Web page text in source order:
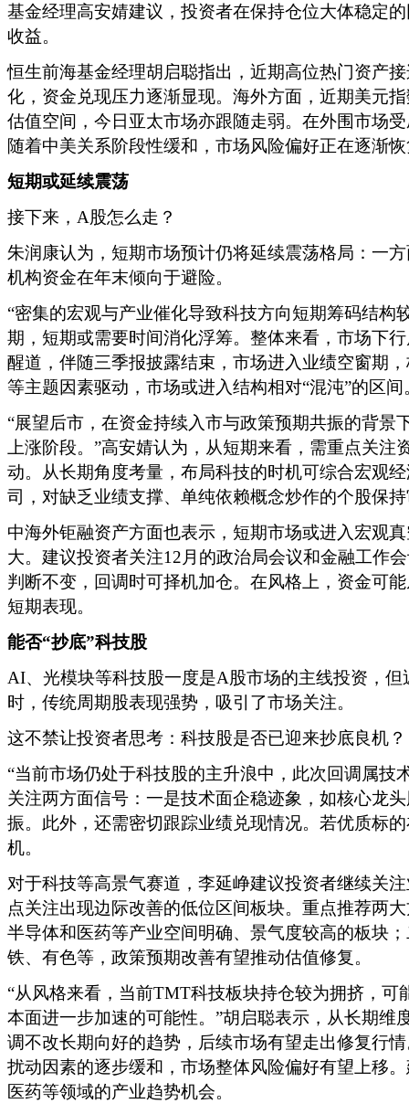
基金经理高安婧建议，投资者在保持仓位大体稳定
收益。
恒生前海基金经理胡启聪指出，近期高位热门资产
化，资金兑现压力逐渐显现。海外方面，近期美元
估值空间，今日亚太市场亦跟随走弱。在外围市场
随着中美关系阶段性缓和，市场风险偏好正在逐渐
短期或延续震荡
接下来，A股怎么走？
朱润康认为，短期市场预计仍将延续震荡格局：一
机构资金在年末倾向于避险。
“密集的宏观与产业催化导致科技方向短期筹码结
期，短期或需要时间消化浮筹。整体来看，市场下
醒道，伴随三季报披露结束，市场进入业绩空窗期
等主题因素驱动，市场或进入结构相对“混沌”的区间
“展望后市，在资金持续入市与政策预期共振的背
上涨阶段。”高安婧认为，从短期来看，需重点关
动。从长期角度考量，布局科技的时机可综合宏观
司，对缺乏业绩支撑、单纯依赖概念炒作的个股保
中海外钜融资产方面也表示，短期市场或进入宏观
大。建议投资者关注12月的政治局会议和金融工作
判断不变，回调时可择机加仓。在风格上，资金可
短期表现。
能否“抄底”科技股
AI、光模块等科技股一度是A股市场的主线投资，
时，传统周期股表现强势，吸引了市场关注。
这不禁让投资者思考：科技股是否已迎来抄底良机？
“当前市场仍处于科技股的主升浪中，此次回调属技
关注两方面信号：一是技术面企稳迹象，如核心龙
振。此外，还需密切跟踪业绩兑现情况。若优质标
机。
对于科技等高景气赛道，李延峥建议投资者继续关
点关注出现边际改善的低位区间板块。重点推荐两
半导体和医药等产业空间明确、景气度较高的板块
铁、有色等，政策预期改善有望推动估值修复。
“从风格来看，当前TMT科技板块持仓较为拥挤，
本面进一步加速的可能性。”胡启聪表示，从长期
调不改长期向好的趋势，后续市场有望走出修复行
扰动因素的逐步缓和，市场整体风险偏好有望上移
医药等领域的产业趋势机会。